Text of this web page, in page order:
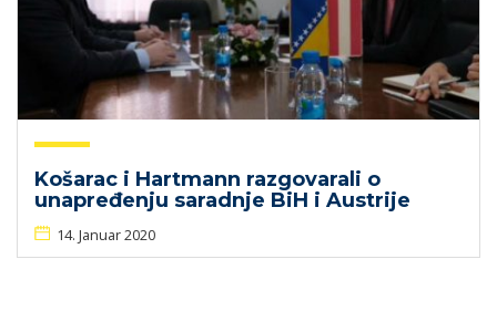
Košarac i Hartmann razgovarali o
unapređenju saradnje BiH i Austrije
14. Januar 2020